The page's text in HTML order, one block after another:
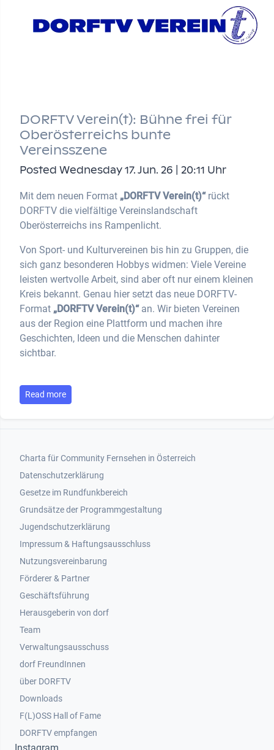
DORFTV Verein(t): Bühne frei für
Oberösterreichs bunte
Vereinsszene
Posted Wednesday 17. Jun. 26 | 20:11 Uhr
Mit dem neuen Format „DORFTV Verein(t)“rückt
DORFTV die vielfältige Vereinslandschaft
Oberösterreichs ins Rampenlicht.
Von Sport- und Kulturvereinen bis hin zu Gruppen, die
sich ganz besonderen Hobbys widmen: Viele Vereine
leisten wertvolle Arbeit, sind aber oft nur einem kleinen
Kreis bekannt. Genau hier setzt das neue DORFTV-
Format „DORFTV Verein(t)“an. Wir bieten Vereinen
aus der Region eine Plattform und machen ihre
Geschichten, Ideen und die Menschen dahinter
sichtbar.
Read more
Footer 1
Charta für Community Fernsehen in Österreich
Datenschutzerklärung
Gesetze im Rundfunkbereich
Grundsätze der Programmgestaltung
Jugendschutzerklärung
Impressum & Haftungsausschluss
Nutzungsvereinbarung
Footer 2
Förderer & Partner
Geschäftsführung
Herausgeberin von dorf
Team
Verwaltungsausschuss
dorf FreundInnen
Footer 3
über DORFTV
Downloads
F(L)OSS Hall of Fame
Footer 4
DORFTV empfangen